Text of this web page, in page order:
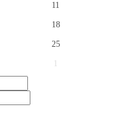
11
18
25